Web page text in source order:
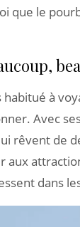
que le
à
Avec
rêvent de
aux
dans